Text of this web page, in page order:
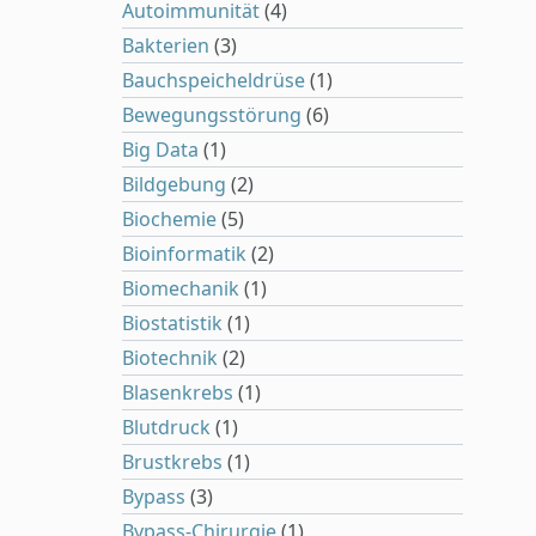
Autoimmunität(4)
Bakterien (3)
Bauchspeicheldrüse(1)
Bewegungsstörung (6)
Big Data (1)
Bildgebung (2)
Biochemie(5)
Bioinformatik (2)
Biomechanik (1)
Biostatistik (1)
Biotechnik (2)
Blasenkrebs (1)
Blutdruck (1)
Brustkrebs (1)
Bypass (3)